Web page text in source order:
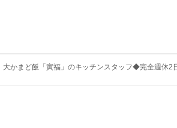
大かまど飯「寅福」のキッチンスタッフ◆完全週休